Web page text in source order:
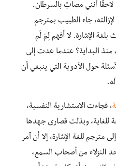
أنني مصابٌ بالسرطان.
جاء الطبيب بمترجم
الإشارة. لا أفهم لِمَ لَم
منذ البداية؟ عندما عدت إلى
حول الأدوية التي ينبغي أن
، فجاءت الاستشارية النفسية،
للغاية، وبذلت قصارى جهدها
مترجم للغة الإشارة، إلا أن آمر
النزلاء من أصحاب السمع،